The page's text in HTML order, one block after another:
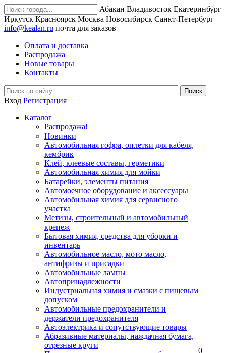
Абакан Владивосток Екатеринбург
Иркутск Красноярск Москва Новосибирск Санкт-Петербург
info@kealan.ru почта для заказов
Оплата и доставка
Распродажа
Новые товары
Контакты
Вход Регистрация
Каталог
Распродажа!
Новинки
Автомобильная гофра, оплетки для кабеля,
кембрик
Клей, клеевые составы, герметики
Автомобильная химия для мойки
Батарейки, элементы питания
Автомоечное оборудование и аксессуары
Автомобильная химия для сервисного
участка
Метизы, строительный и автомобильный
крепеж
Бытовая химия, средства для уборки и
инвентарь
Автомобильное масло, мото масло,
антифризы и присадки
Автомобильные лампы
Автопринадлежности
Индустриальная химия и смазки с пищевым
допуском
Автомобильные предохранители и
держатели предохранителя
Автоэлектрика и сопутствующие товары
Абразивные материалы, наждачная бумага,
отрезные круги
0